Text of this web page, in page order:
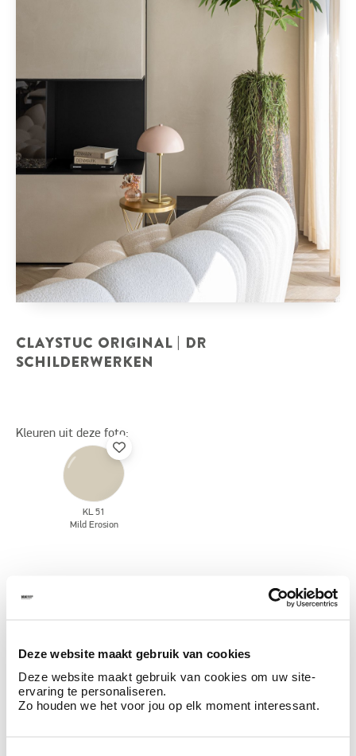
Deze website maakt gebruik van cookies
Deze website maakt gebruik van cookies om uw site-
ervaring te personaliseren.
Zo houden we het voor jou op elk moment interessant.
CLAYSTUC ORIGINAL | DR
SCHILDERWERKEN
Kleuren uit deze foto:
KL 51
Mild Erosion
Woonkamer
Deze stijlen zijn misschien ook iets voor jou